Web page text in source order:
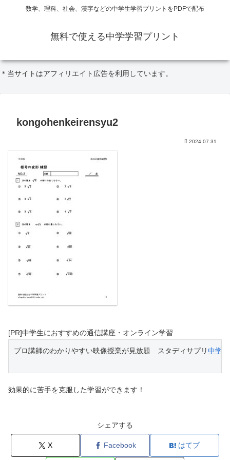
数学、理科、社会、漢字などの中学生学習プリントをPDFで配布
無料で使える中学学習プリント
＊当サイトはアフィリエイト広告を利用しています。
kongohenkeirensyu2
2024.07.31
[PR]中学生におすすめの通信講座・オンライン学習
プロ講師のわかりやすい映像授業が見放題　スタディサプリ中学
効果的に苦手を克服した学習ができます！
シェアする
X Facebook はてブ